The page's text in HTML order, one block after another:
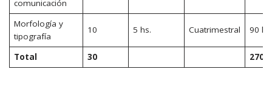
comunicación
Morfología y
tipografía
10 5 hs. Cuatrimestral 90 hs.
Total 30 270